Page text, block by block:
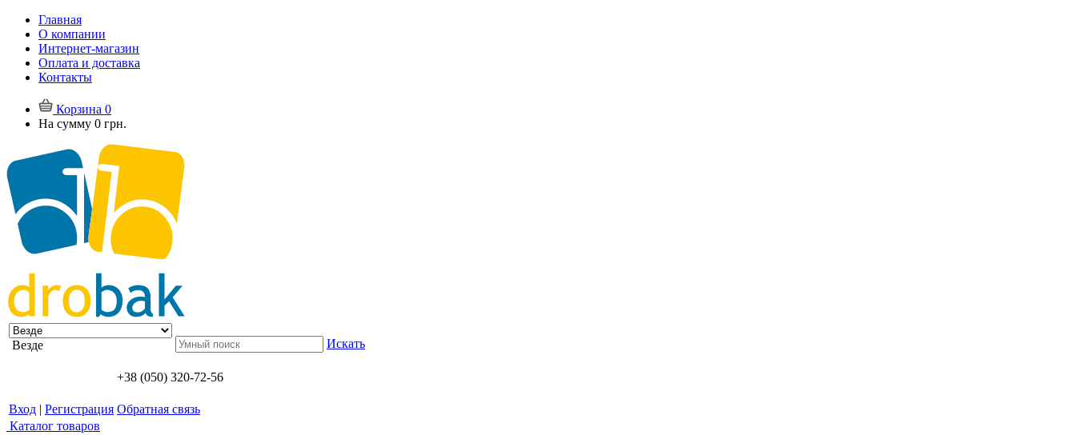
Главная
О компании
Интернет-магазин
Оплата и доставка
Контакты
Корзина 0
На сумму 0 грн.
Везде Искать
+38 (050) 320-72-56
Вход | Регистрация Обратная связь
Каталог товаров